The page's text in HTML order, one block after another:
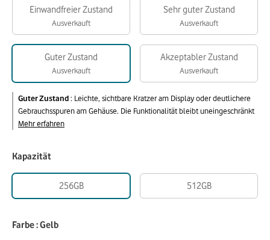
Einwandfreier Zustand
Ausverkauft
Sehr guter Zustand
Ausverkauft
Guter Zustand
Ausverkauft
Akzeptabler Zustand
Ausverkauft
Guter Zustand: Leichte, sichtbare Kratzer am Display oder deutlichere
Gebrauchsspuren am Gehäuse. Die Funktionalität bleibt uneingeschränkt
Mehr erfahren
Kapazität
256GB 512GB
Farbe : Gelb